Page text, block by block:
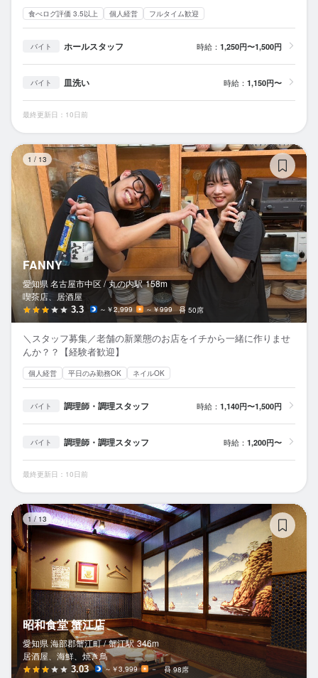
食べログ評価 3.5以上 個人経営 フルタイム歓迎
バイト ホールスタッフ 時給： 1,250円〜1,500円
バイト 皿洗い 時給： 1,150円〜
最終更新日：10日前
1 / 13
FANNY
愛知県 名古屋市中区 / 丸の内駅 158m
喫茶店、居酒屋
3.3 ～￥2,999 ～￥999 50席
＼スタッフ募集／老舗の新業態のお店をイチから一緒に作りませ
んか？？【経験者歓迎】
個人経営 平日のみ勤務OK ネイルOK
バイト 調理師・調理スタッフ 時給： 1,140円〜1,500円
バイト 調理師・調理スタッフ 時給： 1,200円〜
最終更新日：10日前
1/ 13
昭和食堂 蟹江店
愛知県 海部郡蟹江町 / 蟹江駅 346m
居酒屋、海鮮、焼き鳥
3.03 ～￥3,999 － 98席